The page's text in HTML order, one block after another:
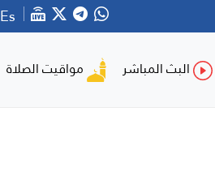
Es
البث المباشر مواقيت الصلاة